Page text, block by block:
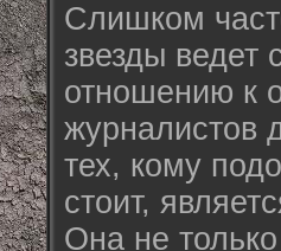
Слишком
звезды ведет
отношению к
журналистов
тех, кому
стоит,
Она не